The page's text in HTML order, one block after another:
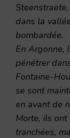
dans la
bombardée.
En Argonne,
pénétrer
Fontaine-
se sont
en avant de
Morte, ils
tranchées,